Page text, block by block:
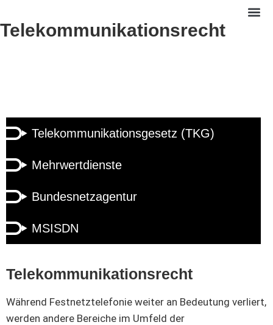
Zum
Telekommunikationsrecht
Telekommunikationsgesetz (TKG)
Mehrwertdienste
Bundesnetzagentur
MSISDN
Telekommunikationsrecht
Während Festnetztelefonie weiter an Bedeutung verliert,
werden andere Bereiche im Umfeld der